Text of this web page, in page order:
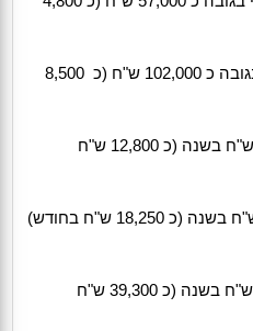
- עד שכר שנתי בגובה כ 102,000 ש"ח (כ 8,500
- עד 153,000 ש"ח בשנה (כ 12,800 ש"ח
- עד 219,000 ש"ח בשנה (כ 18,250 ש"ח בחודש)
- עד 472,000 ש"ח בשנה (כ 39,300 ש"ח